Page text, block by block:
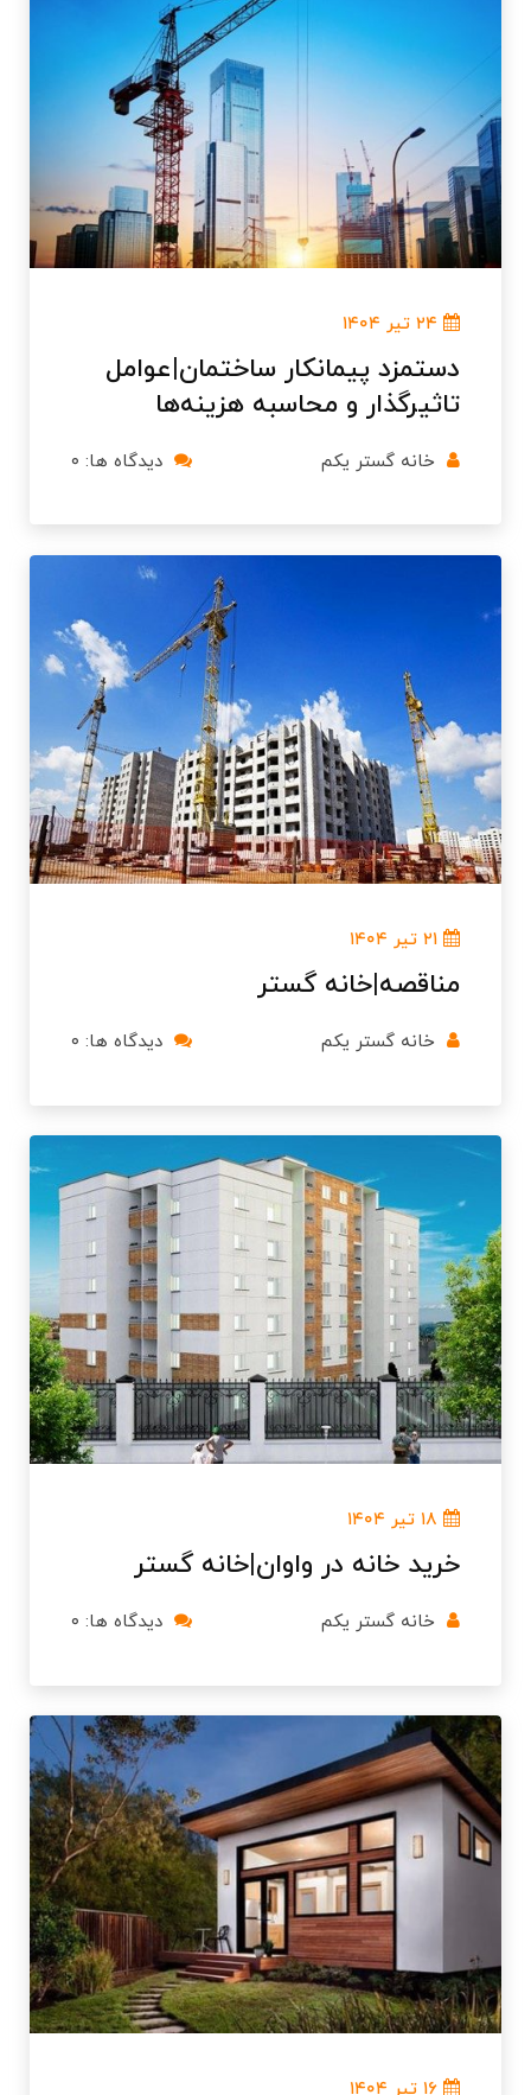
۲۴ تیر ۱۴۰۴
دستمزد پیمانکار ساختمان|عوامل
تاثیرگذار و محاسبه هزینه‌ها
خانه گستر یکم دیدگاه ها: ۰
۲۱ تیر ۱۴۰۴
مناقصه|خانه گستر
خانه گستر یکم دیدگاه ها: ۰
۱۸ تیر ۱۴۰۴
خرید خانه در واوان|خانه گستر
خانه گستر یکم دیدگاه ها: ۰
۱۶ تیر ۱۴۰۴